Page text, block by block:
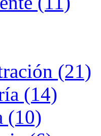
(21)
(14)
(10)